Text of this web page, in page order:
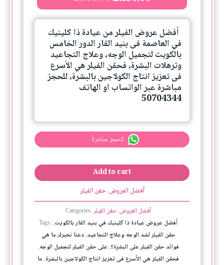
أفضل عروض الفيلر من عيادة ذا كلينيك
في العاصمة فى بنيد القار الدور الخامس
بالكويت لتجميل الوجه، وعلاج التجاعيد
وترهلات البشرة، فحقن الفيلر هي الأسرع
فى تعزيز انتاج الكولاجين بالبشرة، للحجز
مباشرة عبر الواتساب او الهاتف
50704344
للحجز مباشرةً
quantity
Add to cart
أفضل العروض,حقن الفيلر
Categories: أفضل العروض حقن الفيلر
Tags: أفضل عروض عيادة ذا كلينيك في بنيد القار بالكويت
حقن الفيلر لشد الوجه وعلاج التجاعيد ,دعنا نخبرك ما هي
فوائد حقن الفيلر على البشرة؟ ,على حقن الفيلر لتجميل الوجه
فحقن الفيلر هي الأسرع فى تعزيز انتاج الكولاجين بالبشرة ما